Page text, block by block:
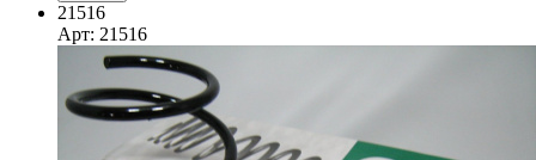
21516
Арт: 21516